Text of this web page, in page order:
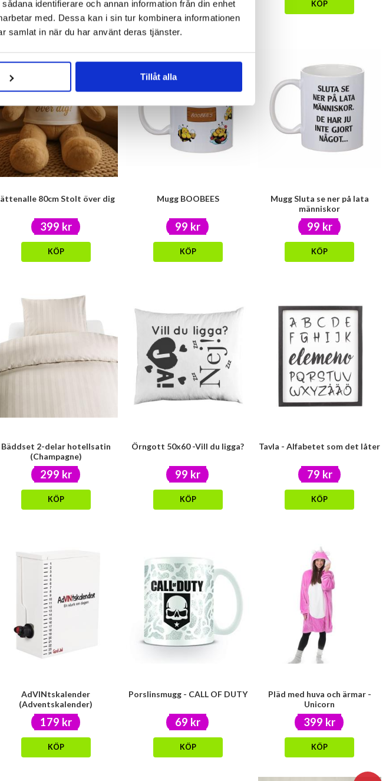
identifierare och annan information från din enhet
med. Dessa kan i sin tur kombinera informationen
samlat in när du har använt deras tjänster.
Tillåt alla
KÖP KÖP KÖP
80cm Stolt över dig
399 kr
KÖP
Mugg BOOBEES
99 kr
KÖP
Mugg Sluta se ner på lata
människor
99 kr
KÖP
Bäddset 2-delar hotellsatin
(Champagne)
299 kr
KÖP
Örngott 50x60 -Vill du ligga?
99 kr
KÖP
Tavla - Alfabetet som det låter
79 kr
KÖP
AdVINtskalender
(Adventskalender)
179 kr
KÖP
Porslinsmugg - CALL OF DUTY
69 kr
KÖP
Pläd med huva och ärmar -
Unicorn
399 kr
KÖP